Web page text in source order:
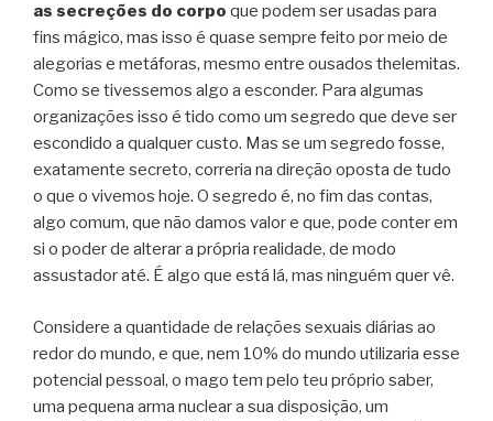
as secreções do corpo que podem ser usadas para
fins mágico, mas isso é quase sempre feito por meio de
alegorias e metáforas, mesmo entre ousados thelemitas.
Como se tivessemos algo a esconder. Para algumas
organizações isso é tido como um segredo que deve ser
escondido a qualquer custo. Mas se um segredo fosse,
exatamente secreto, correria na direção oposta de tudo
o que o vivemos hoje. O segredo é, no fim das contas,
algo comum, que não damos valor e que, pode conter em
si o poder de alterar a própria realidade, de modo
assustador até. É algo que está lá, mas ninguém quer vê.
Considere a quantidade de relações sexuais diárias ao
redor do mundo, e que, nem 10% do mundo utilizaria esse
potencial pessoal, o mago tem pelo teu próprio saber,
uma pequena arma nuclear a sua disposição, um